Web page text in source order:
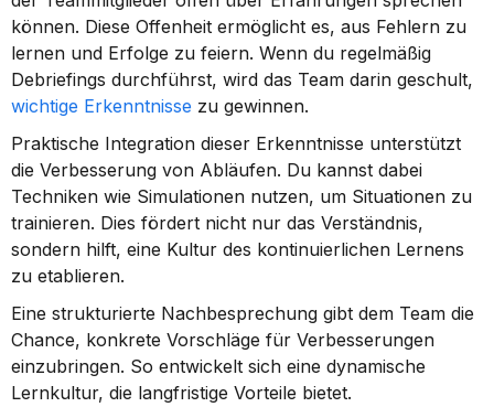
können. Diese Offenheit ermöglicht es, aus Fehlern zu
lernen und Erfolge zu feiern. Wenn du regelmäßig
wichtige Erkenntnisse zu gewinnen.
Praktische Integration dieser Erkenntnisse unterstützt
die Verbesserung von Abläufen. Du kannst dabei
Techniken wie Simulationen nutzen, um Situationen zu
trainieren. Dies fördert nicht nur das Verständnis,
sondern hilft, eine Kultur des kontinuierlichen Lernens
zu etablieren.
Eine strukturierte Nachbesprechung gibt dem Team die
Chance, konkrete Vorschläge für Verbesserungen
einzubringen. So entwickelt sich eine dynamische
Lernkultur, die langfristige Vorteile bietet.